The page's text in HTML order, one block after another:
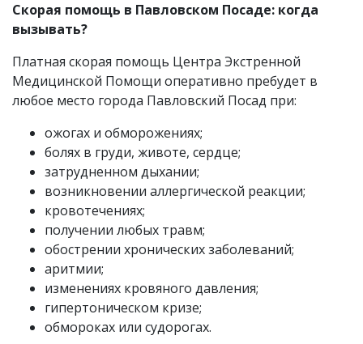
Скорая помощь в Павловском Посаде: когда
вызывать?
Платная скорая помощь Центра Экстренной
Медицинской Помощи оперативно пребудет в
любое место города Павловский Посад при:
ожогах и обморожениях;
болях в груди, животе, сердце;
затрудненном дыхании;
возникновении аллергической реакции;
кровотечениях;
получении любых травм;
обострении хронических заболеваний;
аритмии;
изменениях кровяного давления;
гипертоническом кризе;
обмороках или судорогах.